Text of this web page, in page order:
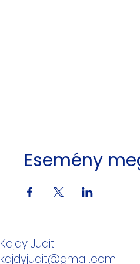
Esemény
Kajdy Judit
kajdyjudit@gmail.com